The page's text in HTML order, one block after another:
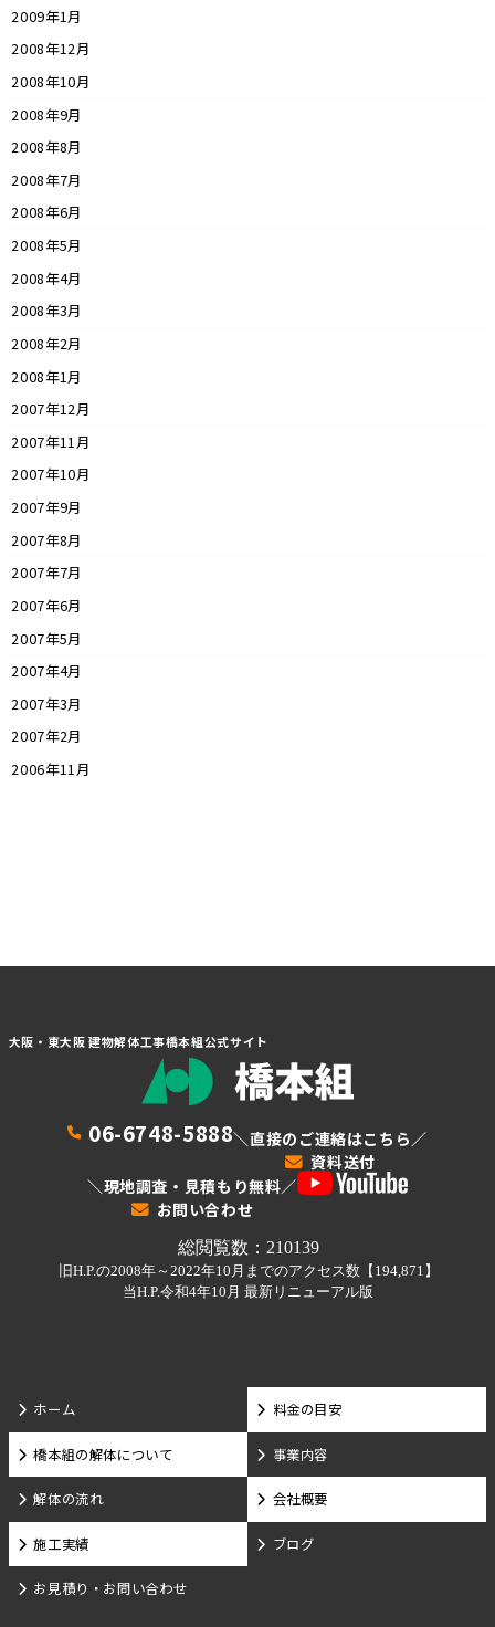
2009年1月
2008年12月
2008年10月
2008年9月
2008年8月
2008年7月
2008年6月
2008年5月
2008年4月
2008年3月
2008年2月
2008年1月
2007年12月
2007年11月
2007年10月
2007年9月
2007年8月
2007年7月
2007年6月
2007年5月
2007年4月
2007年3月
2007年2月
2006年11月
大阪・東大阪 建物解体工事橋本組公式サイト
06-6748-5888＼直接のご連絡はこちら／
資料送付
＼現地調査・見積もり無料／
お問い合わせ
ホーム 料金の目安
橋本組の解体について 事業内容
解体の流れ 会社概要
施工実績 ブログ
お見積り・お問い合わせ